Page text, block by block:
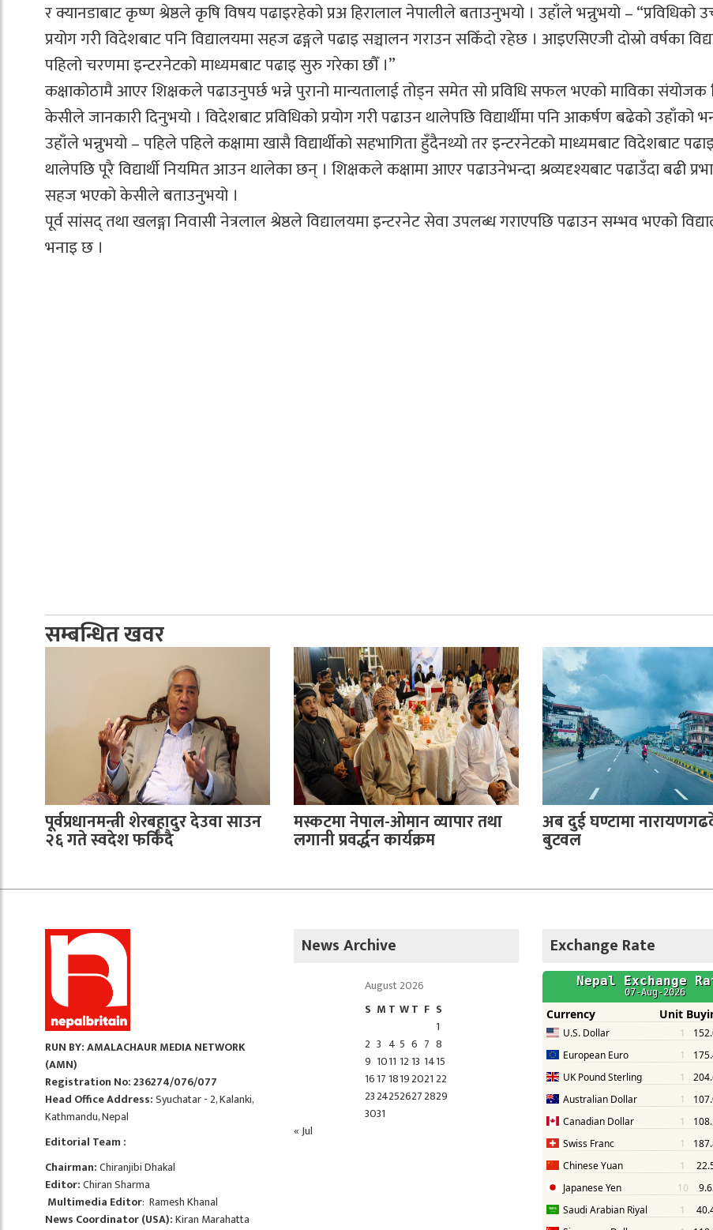
र क्यानडाबाट कृष्ण श्रेष्ठले कृषि विषय पढाइरहेको प्रअ हिरालाल नेपालीले बताउनुभयो । उहाँले भन्नुभयो – “प्रविधिको
प्रयोग गरी विदेशबाट पनि विद्यालयमा सहज ढङ्गले पढाइ सञ्चालन गराउन सकिँदो रहेछ । आइएसिएजी दोस्रो वर्षका
पहिलो चरणमा इन्टरनेटको माध्यमबाट पढाइ सुरु गरेका छौँ ।”
कक्षाकोठामै आएर शिक्षकले पढाउनुपर्छ भन्ने पुरानो मान्यतालाई तोड्न समेत सो प्रविधि सफल भएको माविका
केसीले जानकारी दिनुभयो । विदेशबाट प्रविधिको प्रयोग गरी पढाउन थालेपछि विद्यार्थीमा पनि आकर्षण बढेको उहाँको
उहाँले भन्नुभयो – पहिले पहिले कक्षामा खासै विद्यार्थीको सहभागिता हुँदैनथ्यो तर इन्टरनेटको माध्यमबाट विदेशबाट
थालेपछि पूरै विद्यार्थी नियमित आउन थालेका छन् । शिक्षकले कक्षामा आएर पढाउनेभन्दा श्रव्यदृश्यबाट पढाउँदा बढी
सहज भएको केसीले बताउनुभयो ।
पूर्व सांसद् तथा खलङ्गा निवासी नेत्रलाल श्रेष्ठले विद्यालयमा इन्टरनेट सेवा उपलब्ध गराएपछि पढाउन सम्भव भएको
भनाइ छ ।
सम्बन्धित खवर
पूर्वप्रधानमन्त्री शेरबहादुर देउवा साउन
२६ गते स्वदेश फर्किँदै
मस्कटमा नेपाल-ओमान व्यापार तथा
लगानी प्रवर्द्धन कार्यक्रम
अब दुई घण्टामा
बुटवल
RUN BY: AMALACHAUR MEDIA NETWORK
(AMN)
Registration No: 236274/076/077
Head Office Address:Syuchatar - 2, Kalanki,
Kathmandu, Nepal
Editorial Team :
Chairman:Chiranjibi Dhakal
Editor:Chiran Sharma
Multimedia Editor: Ramesh Khanal
News Coordinator (USA):Kiran Marahatta
News Archive
August 2026
S M T WT F S
1
2 3 4 5 6 7 8
9 1011 12 13 1415
1617 1819202122
23242526272829
3031
« Jul
Exchange Rate